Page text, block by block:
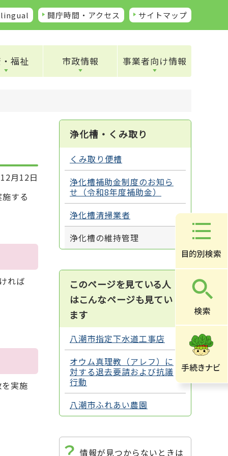
開庁時間・アクセス サイトマップ
福祉 市政情報 事業者向け情報
月12日
する
れば
実施
浄化槽・くみ取り
くみ取り便槽
浄化槽補助金制度のお知ら
せ（令和8年度補助金）
浄化槽清掃業者
浄化槽の維持管理
このページを見ている人
はこんなページも見てい
ます
八潮市指定下水道工事店
オウム真理教（アレフ）に
対する退去要請および抗議
行動
八潮市ふれあい農園
情報が見つからないときは